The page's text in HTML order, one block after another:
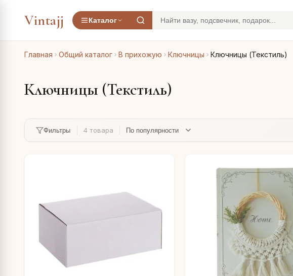
Vintajj Каталог
Главная Общий каталог В прихожую Ключницы Ключницы (Текстиль)
Ключницы (Текстиль)
Фильтры 4 товара